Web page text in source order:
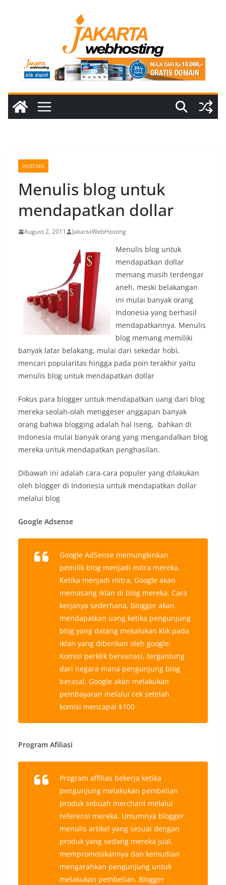
HOSTING
Menulis blog untuk
mendapatkan dollar
August 2, 2011 JakartaWebHosting
Menulis blog untuk
mendapatkan dollar
memang masih terdengar
aneh, meski belakangan
ini mulai banyak orang
Indonesia yang berhasil
mendapatkannya. Menulis
blog memang memiliki
banyak latar belakang, mulai dari sekedar hobi,
mencari popularitas hingga pada poin terakhir yaitu
menulis blog untuk mendapatkan dollar
Fokus para blogger untuk mendapatkan uang dari blog
mereka seolah-olah menggeser anggapan banyak
orang bahwa blogging adalah hal iseng, bahkan di
Indonesia mulai banyak orang yang mengandalkan blog
mereka untuk mendapatkan penghasilan.
Dibawah ini adalah cara-cara populer yang dilakukan
oleh blogger di Indonesia untuk mendapatkan dollar
melalui blog
Google Adsense
Google AdSense memungkinkan
pemilik blog menjadi mitra mereka.
Ketika menjadi mitra, Google akan
memasang iklan di blog mereka. Cara
kerjanya sederhana, blogger akan
mendapatkan uang ketika pengunjung
blog yang datang mekalukan klik pada
iklan yang diberikan oleh google.
Komisi perklik bervariasi, tergantung
dari negara mana pengunjung blog
berasal. Google akan melakukan
pembayaran melalui cek setelah
komisi mencapai $100
Program Afiliasi
Program affilias bekerja ketika
pengunjung melakukan pembelian
produk sebuah merchant melalui
referensi mereka. Umumnya blogger
menulis artikel yang sesuai dengan
produk yang sedang mereka jual,
mempromosikannya dan kemudian
mengarahkan pengunjung untuk
melakukan pembelian. Blogger